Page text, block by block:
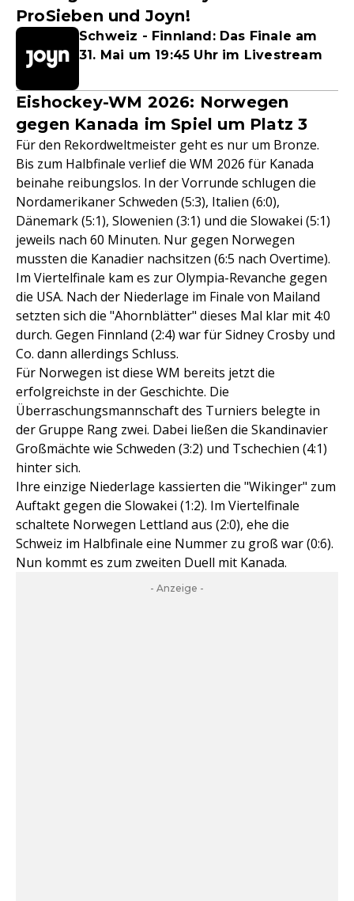
ProSieben und Joyn!
Schweiz - Finnland: Das Finale am
31. Mai um 19:45 Uhr im Livestream
Eishockey-WM 2026: Norwegen
gegen Kanada im Spiel um Platz 3
Für den Rekordweltmeister geht es nur um Bronze.
Bis zum Halbfinale verlief die WM 2026 für Kanada
beinahe reibungslos. In der Vorrunde schlugen die
Nordamerikaner Schweden (5:3), Italien (6:0),
Dänemark (5:1), Slowenien (3:1) und die Slowakei (5:1)
jeweils nach 60 Minuten. Nur gegen Norwegen
mussten die Kanadier nachsitzen (6:5 nach Overtime).
Im Viertelfinale kam es zur Olympia-Revanche gegen
die USA. Nach der Niederlage im Finale von Mailand
setzten sich die "Ahornblätter" dieses Mal klar mit 4:0
durch. Gegen Finnland (2:4) war für Sidney Crosby und
Co. dann allerdings Schluss.
Für Norwegen ist diese WM bereits jetzt die
erfolgreichste in der Geschichte. Die
Überraschungsmannschaft des Turniers belegte in
der Gruppe Rang zwei. Dabei ließen die Skandinavier
Großmächte wie Schweden (3:2) und Tschechien (4:1)
hinter sich.
Ihre einzige Niederlage kassierten die "Wikinger" zum
Auftakt gegen die Slowakei (1:2). Im Viertelfinale
schaltete Norwegen Lettland aus (2:0), ehe die
Schweiz im Halbfinale eine Nummer zu groß war (0:6).
Nun kommt es zum zweiten Duell mit Kanada.
- Anzeige -